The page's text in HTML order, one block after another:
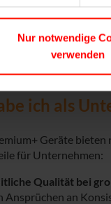
Nur notwendige
verwenden
werden ersetzt
Gehäuse erhält eine
Qualitätscheck:
vorinstallierten
ich als
Geräte
für Unternehmen:
Qualität bei
Ansprüchen an